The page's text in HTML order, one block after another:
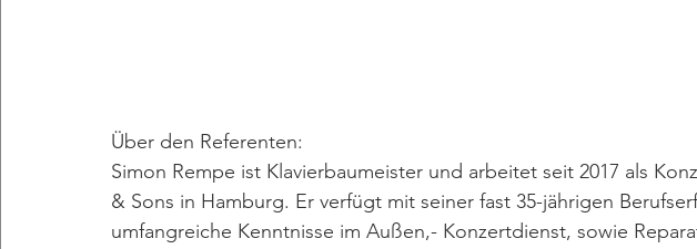
Über den Referenten:
Simon Rempe ist Klavierbaumeister und arbeitet seit 2017 als
& Sons in Hamburg. Er verfügt mit seiner fast 35-jährigen
umfangreiche Kenntnisse im Außen,- Konzertdienst, sowie